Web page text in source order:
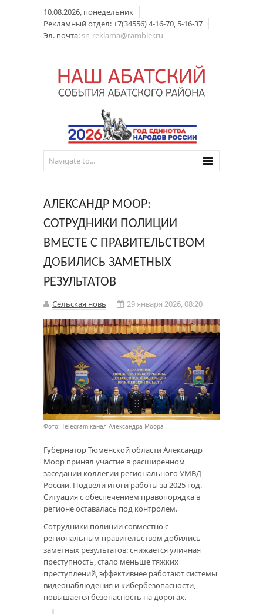
10.08.2026, понедельник
Рекламный отдел: +7(34556) 4-16-70, 5-16-37
Эл. почта: sn-reklama@rambler.ru
АЛЕКСАНДР МООР:
СОТРУДНИКИ ПОЛИЦИИ
ВМЕСТЕ С ПРАВИТЕЛЬСТВОМ
ДОБИЛИСЬ ЗАМЕТНЫХ
РЕЗУЛЬТАТОВ
Сельская новь 29 января 2026, 08:20
Фото: Telegram-канал Александра Моора
Губернатор Тюменской области Александр
Моор принял участие в расширенном
заседании коллегии регионального УМВД
России. Подвели итоги работы за 2025 год.
Ситуация с обеспечением правопорядка в
регионе оставалась под контролем.
Сотрудники полиции совместно с
региональным правительством добились
заметных результатов: снижается уличная
преступность, стало меньше тяжких
преступлений, эффективнее работают системы
видеонаблюдения и кибербезопасности,
повышается безопасность на дорогах.